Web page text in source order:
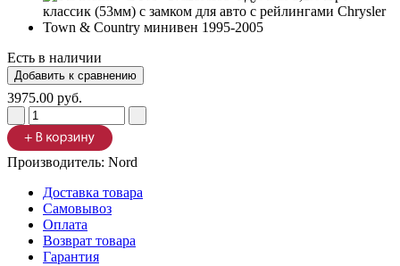
Есть в наличии
3975.00 руб.
Производитель: Nord
Доставка товара
Самовывоз
Оплата
Возврат товара
Гарантия